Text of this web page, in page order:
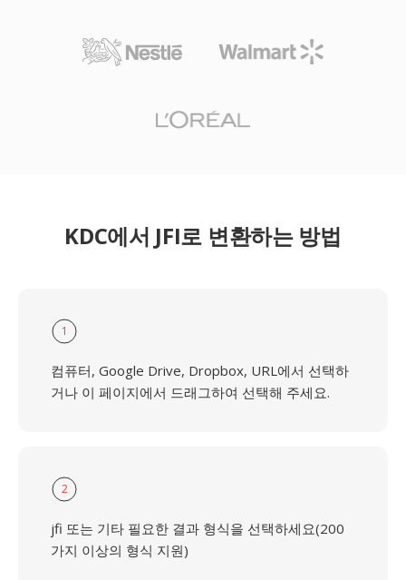
KDC에서 JFI로 변환하는 방법
1
컴퓨터, Google Drive, Dropbox, URL에서 선택하
거나 이 페이지에서 드래그하여 선택해 주세요.
2
jfi 또는 기타 필요한 결과 형식을 선택하세요(200
가지 이상의 형식 지원)